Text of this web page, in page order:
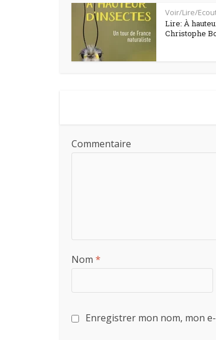
Voir/Lire/
Lire: À
Christophe
Commentaire
Nom *
Enregistrer mon nom, mon